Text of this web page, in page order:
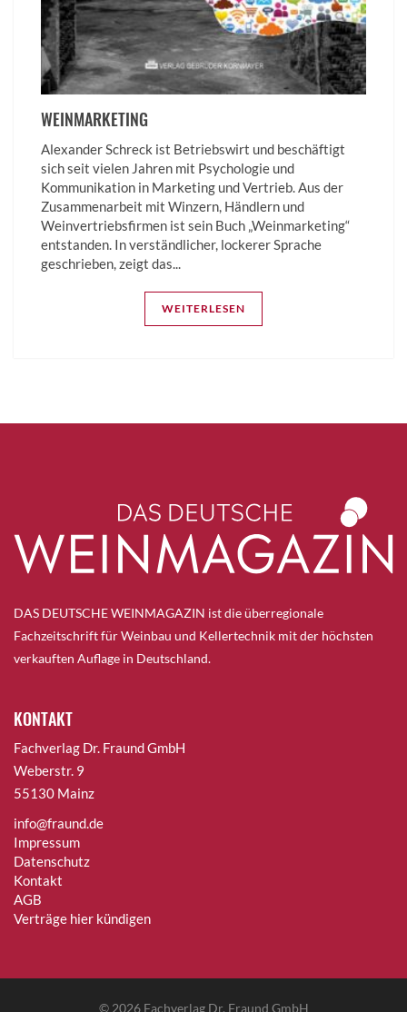
WEINMARKETING
Alexander Schreck ist Betriebswirt und beschäftigt
sich seit vielen Jahren mit Psychologie und
Kommunikation in Marketing und Vertrieb. Aus der
Zusammenarbeit mit Winzern, Händlern und
Weinvertriebsfirmen ist sein Buch „Weinmarketing“
entstanden. In verständlicher, lockerer Sprache
geschrieben, zeigt das...
WEITERLESEN
DAS DEUTSCHE WEINMAGAZIN ist die überregionale
Fachzeitschrift für Weinbau und Kellertechnik mit der höchsten
verkauften Auflage in Deutschland.
KONTAKT
Fachverlag Dr. Fraund GmbH
Weberstr. 9
55130 Mainz
info@fraund.de
Impressum
Datenschutz
Kontakt
AGB
Verträge hier kündigen
© 2026 Fachverlag Dr. Fraund GmbH